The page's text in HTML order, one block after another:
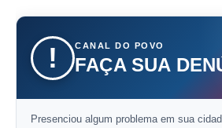
! CANAL DO POVO
FAÇA SUA
Presenciou algum problema em sua